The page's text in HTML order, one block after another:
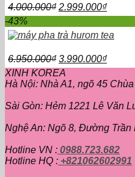
4.000.000₫ Giá
gốc
là:
4.000.000₫.
2.999.000₫Giá
hiện
tại
là:
-43%
6.950.000₫ Giá
gốc
là:
6.950.000₫.
3.990.000₫Giá
hiện
tại
XINH KOREA
Hà Nội: Nhà A1, ngõ 45
Sài Gòn: Hẻm 1221 Lê Văn
Nghệ An: Ngõ 8, Đường
Hotline VN : 0988.723.682
Hotline HQ : +821062602991